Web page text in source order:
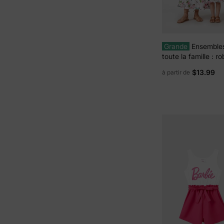
Grande
toute la famille :
floral et polos à
à partir de $13.99